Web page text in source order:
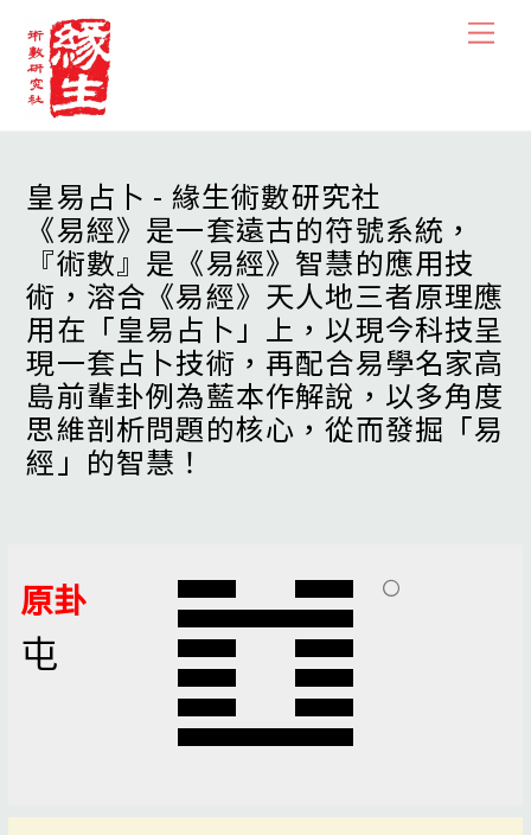
content
皇易占卜 - 緣生術數研究社
《易經》是一套遠古的符號系統，
『術數』是《易經》智慧的應用技
術，溶合《易經》天人地三者原理應
用在「皇易占卜」上，以現今科技呈
現一套占卜技術，再配合易學名家高
島前輩卦例為藍本作解說，以多角度
思維剖析問題的核心，從而發掘「易
經」的智慧！
原卦
屯